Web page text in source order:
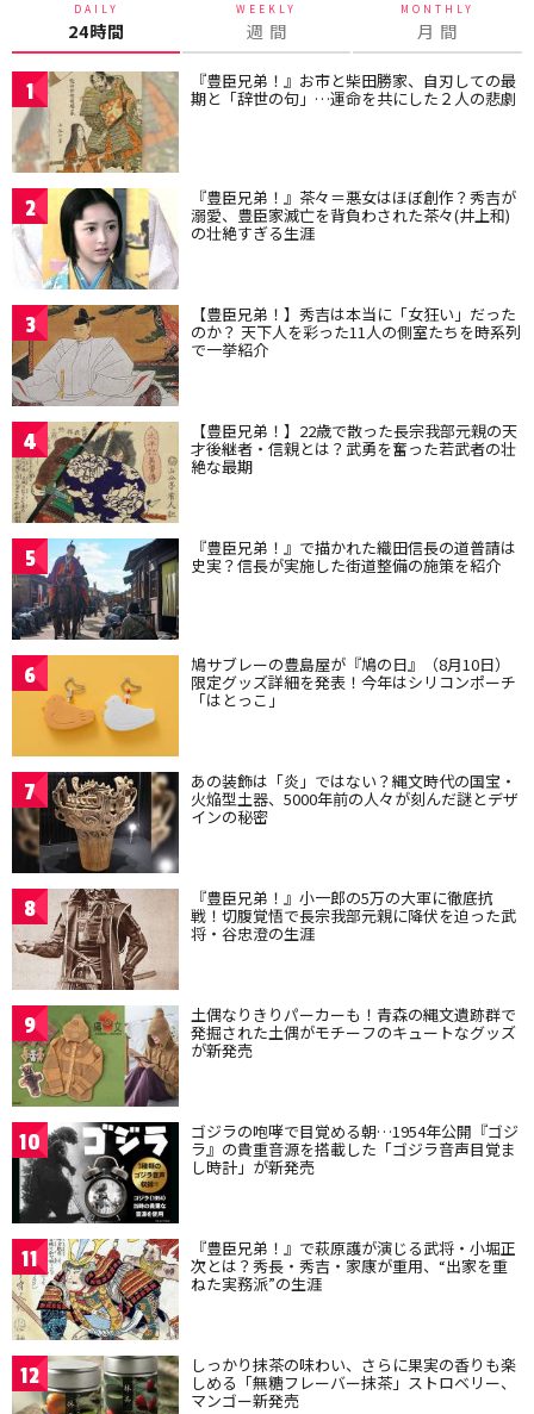
DAILY
24時間
WEEKLY
週 間
MONTHLY
月 間
1 『豊臣兄弟！』お市と柴田勝家、自刃しての最
期と「辞世の句」…運命を共にした２人の悲劇
2 『豊臣兄弟！』茶々＝悪女はほぼ創作？秀吉が
溺愛、豊臣家滅亡を背負わされた茶々(井上和)
の壮絶すぎる生涯
3 【豊臣兄弟！】秀吉は本当に「女狂い」だった
のか？ 天下人を彩った11人の側室たちを時系列
で一挙紹介
4 【豊臣兄弟！】22歳で散った長宗我部元親の天
才後継者・信親とは？武勇を奮った若武者の壮
絶な最期
5 『豊臣兄弟！』で描かれた織田信長の道普請は
史実？信長が実施した街道整備の施策を紹介
6 鳩サブレーの豊島屋が『鳩の日』（8月10日）
限定グッズ詳細を発表！今年はシリコンポーチ
「はとっこ」
7 あの装飾は「炎」ではない？縄文時代の国宝・
火焔型土器、5000年前の人々が刻んだ謎とデザ
インの秘密
8 『豊臣兄弟！』小一郎の5万の大軍に徹底抗
戦！切腹覚悟で長宗我部元親に降伏を迫った武
将・谷忠澄の生涯
9 土偶なりきりパーカーも！青森の縄文遺跡群で
発掘された土偶がモチーフのキュートなグッズ
が新発売
10 ゴジラの咆哮で目覚める朝…1954年公開『ゴジ
ラ』の貴重音源を搭載した「ゴジラ音声目覚ま
し時計」が新発売
11 『豊臣兄弟！』で萩原護が演じる武将・小堀正
次とは？秀長・秀吉・家康が重用、“出家を重
ねた実務派”の生涯
12 しっかり抹茶の味わい、さらに果実の香りも楽
しめる「無糖フレーバー抹茶」ストロベリー、
マンゴー新発売